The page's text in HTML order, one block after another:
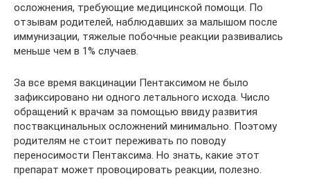
осложнения, требующие медицинской помощи. По
отзывам родителей, наблюдавших за малышом после
иммунизации, тяжелые побочные реакции развивались
меньше чем в 1% случаев.
За все время вакцинации Пентаксимом не было
зафиксировано ни одного летального исхода. Число
обращений к врачам за помощью ввиду развития
поствакцинальных осложнений минимально. Поэтому
родителям не стоит переживать по поводу
переносимости Пентаксима. Но знать, какие этот
препарат может провоцировать реакции, полезно.